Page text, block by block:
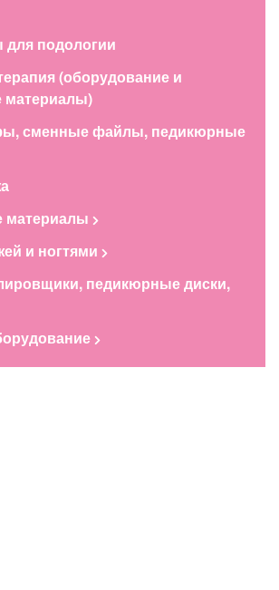
подологии
(оборудование и
материалы)
сменные файлы, педикюрные
материалы
и ногтями
педикюрные диски,